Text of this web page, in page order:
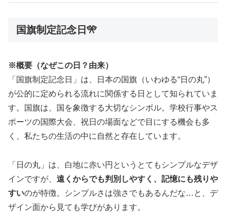
国旗制定記念日🎌
※概要（なぜこの日？由来）
「国旗制定記念日」は、日本の国旗（いわゆる“日の丸”）
が公的に定められる流れに関係する日として知られていま
す。国旗は、国を象徴する大切なシンボル。学校行事やス
ポーツの国際大会、祝日の場面などで目にする機会も多
く、私たちの生活の中に自然と存在しています。
「日の丸」は、白地に赤い円というとてもシンプルなデザ
インですが、 遠くからでも判別しやすく、記憶にも残りや
すいのが特徴。シンプルさは強さでもあるんだな…と、デ
ザイン面から見ても学びがあります。